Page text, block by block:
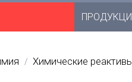
/ Химические